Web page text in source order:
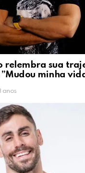
relembra sua
”Mudou minha
anos